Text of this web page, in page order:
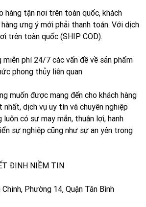
hàng tận nơi trên toàn quốc, khách
ưng ý mới phải thanh toán. Với dịch
trên toàn quốc (SHIP COD).
miễn phí 24/7 các vấn đề về sản phẩm
phong thủy liên quan
muốn được mang đến cho khách hàng
dịch vụ uy tín và chuyên nghiệp
luôn có sự may mắn, thuận lợi, hanh
sự nghiệp cũng như sự an yên trong
ĐỊNH NIỀM TIN
Phường 14, Quận Tân Bình